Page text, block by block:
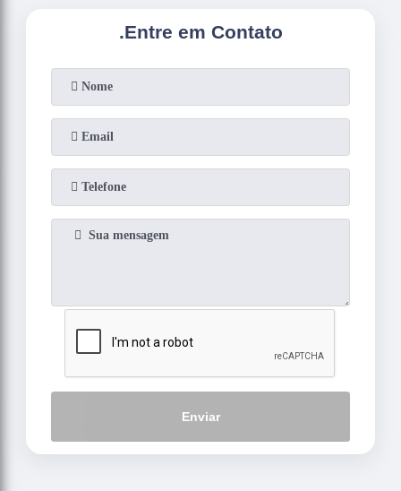
.Entre em Contato
Enviar